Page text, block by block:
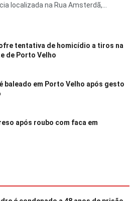
localizada na Rua Amsterdã,...
tentativa de homicídio a tiros na
de Porto Velho
baleado em Porto Velho após gesto
após roubo com faca em